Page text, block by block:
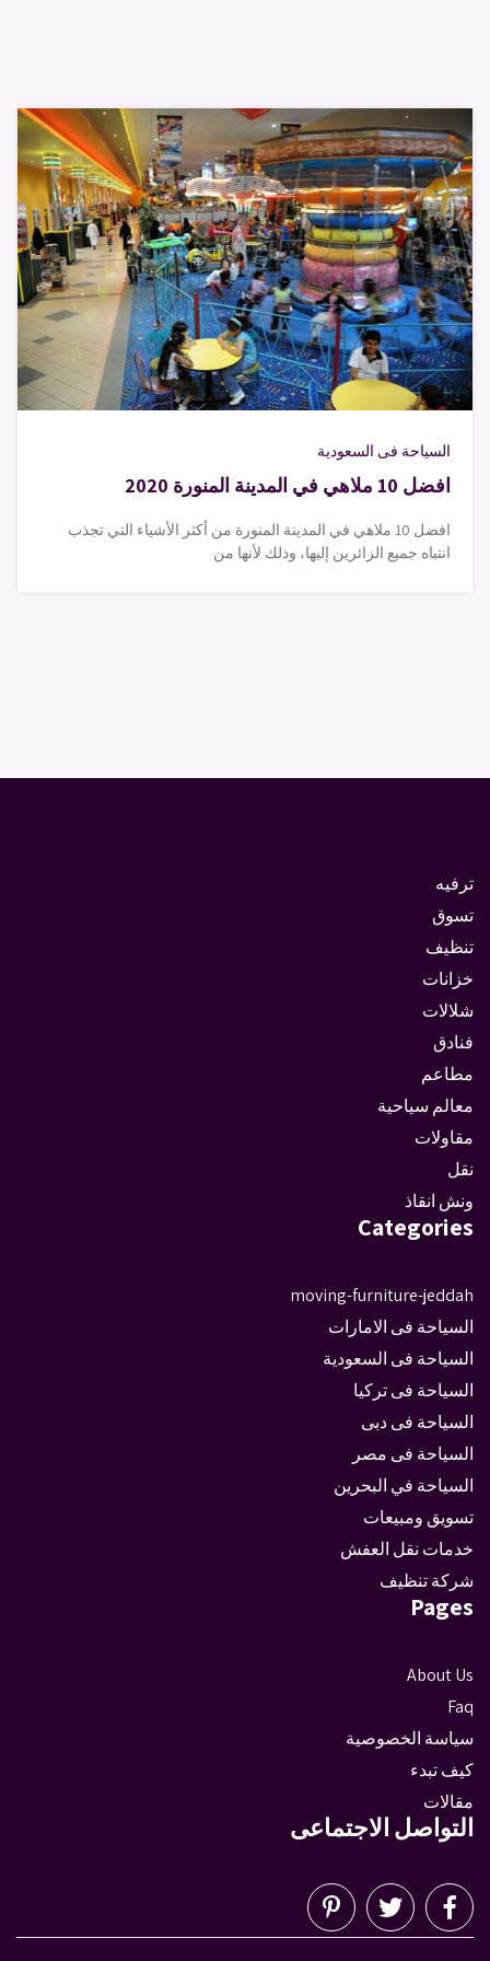
السياحة فى السعودية
افضل 10 ملاهي في المدينة المنورة 2020
افضل 10 ملاهي في المدينة المنورة من أكثر الأشياء التي تجذب
انتباه جميع الزائرين إليها، وذلك لأنها من
ترفيه
تسوق
تنظيف
خزانات
شلالات
فنادق
مطاعم
معالم سياحية
مقاولات
نقل
ونش انقاذ
Categories
moving-furniture-jeddah
السياحة فى الامارات
السياحة فى السعودية
السياحة فى تركيا
السياحة فى دبى
السياحة فى مصر
السياحة في البحرين
تسويق ومبيعات
خدمات نقل العفش
شركة تنظيف
Pages
About Us
Faq
سياسة الخصوصية
كيف تبدء
مقالات
التواصل الاجتماعى